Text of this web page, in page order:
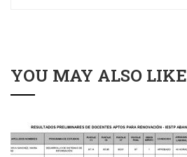
YOU MAY ALSO LIKE